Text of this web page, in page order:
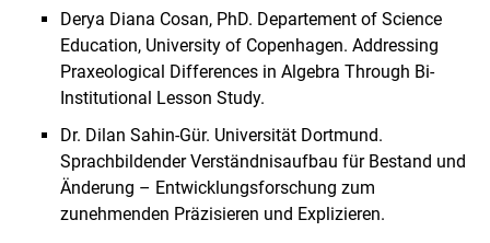
Derya Diana Cosan, PhD. Departement of Science
Education, University of Copenhagen. Addressing
Praxeological Differences in Algebra Through Bi-
Institutional Lesson Study.
Dr. Dilan Sahin-Gür. Universität Dortmund.
Sprachbildender Verständnisaufbau für Bestand und
Änderung – Entwicklungsforschung zum
zunehmenden Präzisieren und Explizieren.